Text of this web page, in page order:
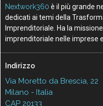
Nextwork360 è il più grande
dedicati ai temi della
Imprenditoriale. Ha la
imprenditoriale nelle imprese
Indirizzo
Via Moretto da Brescia, 22
Milano - Italia
CAP 20133